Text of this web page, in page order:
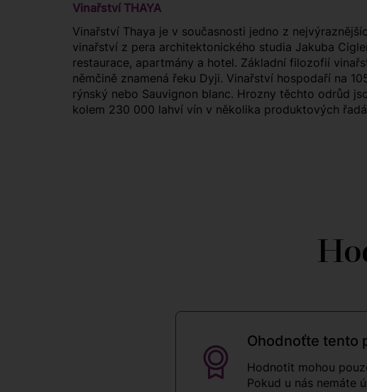
Vinařství THAYA
Vinařství Thaya je v současnosti jedno z
vinařství z pera architektonického studia Jakuba
restaurace, apartmány a hotel. Základní filozofií
němčině znamená řeku Dyji. Vinařství hospodaří na
rýnský nebo Sauvignon blanc. Hrozny těchto odrůd
kolem 230 000 lahví vín v několika produktových
Ohodnoťte tento
Hodnotit mohou
Pokud u nás nemáte